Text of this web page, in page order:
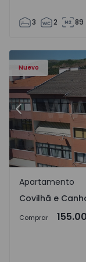
3 2 89
Nuevo
- 18
Apartamento T2
Anterior
Covilhã e
Apartamento
Covilhã e
Comprar